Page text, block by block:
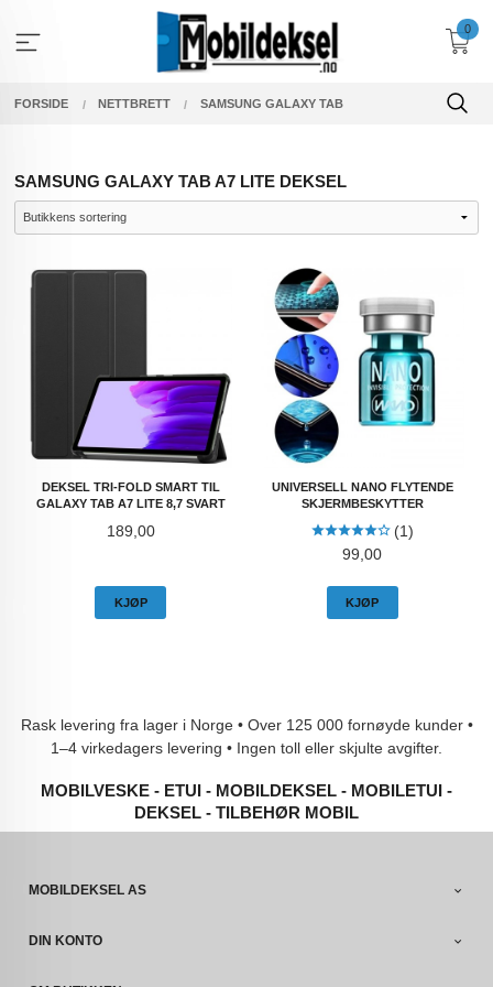
innholdet
0
FORSIDE NETTBRETT SAMSUNG GALAXY TAB
SAMSUNG GALAXY TAB A7 LITE DEKSEL
DEKSEL TRI-FOLD SMART TIL
GALAXY TAB A7 LITE 8,7 SVART
Pris
189,00
KJØP
UNIVERSELL NANO FLYTENDE
SKJERMBESKYTTER
(1)
Pris
99,00
KJØP
Rask levering fra lager i Norge • Over 125 000 fornøyde kunder •
1–4 virkedagers levering • Ingen toll eller skjulte avgifter.
MOBILVESKE - ETUI - MOBILDEKSEL - MOBILETUI -
DEKSEL - TILBEHØR MOBIL
MOBILDEKSEL AS
DIN KONTO